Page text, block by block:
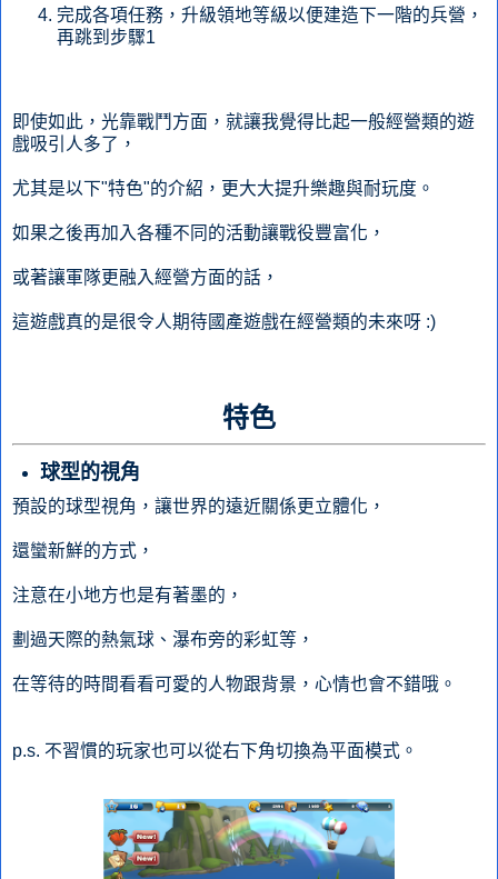
完成各項任務，升級領地等級以便建造下一階的兵營，
再跳到步驟1
即使如此，光靠戰鬥方面，就讓我覺得比起一般經營類的遊
戲吸引人多了，
尤其是以下"特色"的介紹，更大大提升樂趣與耐玩度。
如果之後再加入各種不同的活動讓戰役豐富化，
或著讓軍隊更融入經營方面的話，
這遊戲真的是很令人期待國產遊戲在經營類的未來呀 :)
特色
球型的視角
預設的球型視角，讓世界的遠近關係更立體化，
還蠻新鮮的方式，
注意在小地方也是有著墨的，
劃過天際的熱氣球、瀑布旁的彩虹等，
在等待的時間看看可愛的人物跟背景，心情也會不錯哦。
p.s. 不習慣的玩家也可以從右下角切換為平面模式。